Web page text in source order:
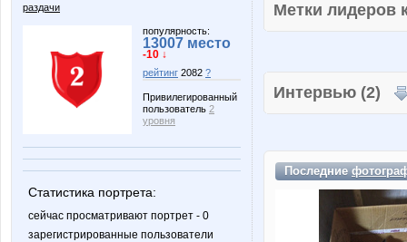
раздачи
популярность:
13007 место
-10 ↓
рейтинг 2082 ?
Привилегированный
пользователь 2
уровня
Статистика портрета:
сейчас просматривают портрет - 0
зарегистрированные пользователи
Метки
Интервью (2)
Последние